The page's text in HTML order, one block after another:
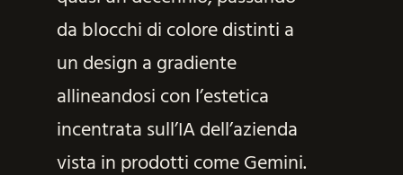
da blocchi di colore distinti a
un design a gradiente
allineandosi con l’estetica
incentrata sull’IA dell’azienda
vista in prodotti come Gemini.